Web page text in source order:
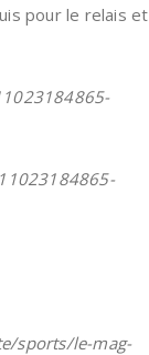
pour le relais et
sports/le-mag-